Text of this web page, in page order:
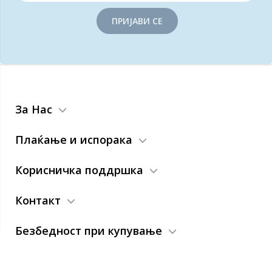
ПРИЈАВИ СЕ
За Нас
Плаќање и испорака
Корисничка поддршка
Контакт
Безбедност при купување